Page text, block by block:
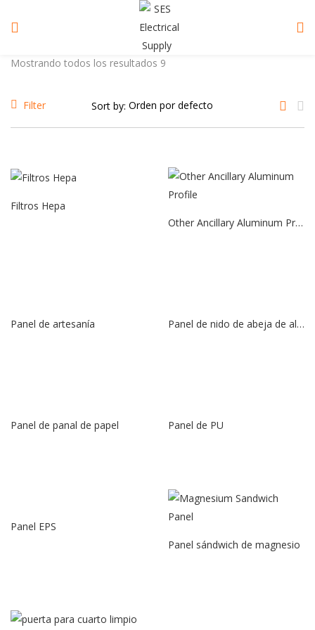
Mostrando todos los resultados 9
Filter Sort by:
Filtros Hepa
Other Ancillary Aluminum Profile
Panel de artesanía Panel de nido de abeja de aluminio
Panel de panal de papel Panel de PU
Panel EPS
Panel sándwich de magnesio